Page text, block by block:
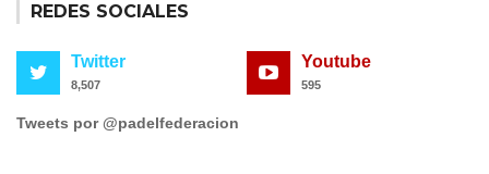
REDES SOCIALES
Twitter
8,507
Youtube
595
Tweets por @padelfederacion